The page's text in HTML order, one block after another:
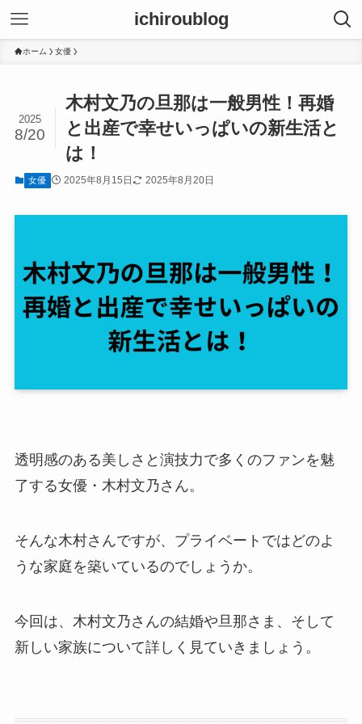
ichiroublog
ホーム 女優
木村文乃の旦那は一般男性！再婚
と出産で幸せいっぱいの新生活と
は！
2025
8/20
女優 2025年8月15日 2025年8月20日
透明感のある美しさと演技力で多くのファンを魅
了する女優・木村文乃さん。
そんな木村さんですが、プライベートではどのよ
うな家庭を築いているのでしょうか。
今回は、木村文乃さんの結婚や旦那さま、そして
新しい家族について詳しく見ていきましょう。